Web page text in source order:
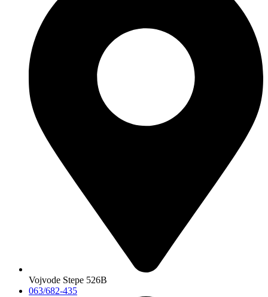
Vojvode Stepe 526B
063/682-435